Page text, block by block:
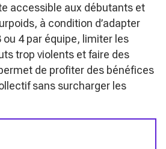
accessible aux débutants et
à condition d’adapter
ou 4 par équipe, limiter les
trop violents et faire des
de profiter des bénéfices
sans surcharger les